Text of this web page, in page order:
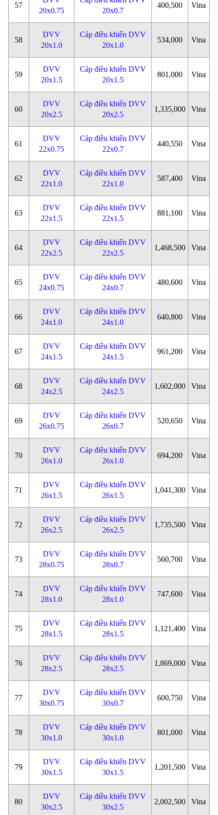
57
20x0.75
20x0.7
400,500 Vina
58
DVV
20x1.0
Cáp điều khiển DVV
20x1.0
534,000 Vina
59
DVV
20x1.5
Cáp điều khiển DVV
20x1.5
801,000 Vina
60
DVV
20x2.5
Cáp điều khiển DVV
20x2.5
1,335,000 Vina
61
DVV
22x0.75
Cáp điều khiển DVV
22x0.7
440,550 Vina
62
DVV
22x1.0
Cáp điều khiển DVV
22x1.0
587,400 Vina
63
DVV
22x1.5
Cáp điều khiển DVV
22x1.5
881,100 Vina
64
DVV
22x2.5
Cáp điều khiển DVV
22x2.5
1,468,500 Vina
65
DVV
24x0.75
Cáp điều khiển DVV
24x0.7
480,600 Vina
66
DVV
24x1.0
Cáp điều khiển DVV
24x1.0
640,800 Vina
67
DVV
24x1.5
Cáp điều khiển DVV
24x1.5
961,200 Vina
68
DVV
24x2.5
Cáp điều khiển DVV
24x2.5
1,602,000 Vina
69
DVV
26x0.75
Cáp điều khiển DVV
26x0.7
520,650 Vina
70
DVV
26x1.0
Cáp điều khiển DVV
26x1.0
694,200 Vina
71
DVV
26x1.5
Cáp điều khiển DVV
26x1.5
1,041,300 Vina
72
DVV
26x2.5
Cáp điều khiển DVV
26x2.5
1,735,500 Vina
73
DVV
28x0.75
Cáp điều khiển DVV
28x0.7
560,700 Vina
74
DVV
28x1.0
Cáp điều khiển DVV
28x1.0
747,600 Vina
75
DVV
28x1.5
Cáp điều khiển DVV
28x1.5
1,121,400 Vina
76
DVV
28x2.5
Cáp điều khiển DVV
28x2.5
1,869,000 Vina
77
DVV
30x0.75
Cáp điều khiển DVV
30x0.7
600,750 Vina
78
DVV
30x1.0
Cáp điều khiển DVV
30x1.0
801,000 Vina
79
DVV
30x1.5
Cáp điều khiển DVV
30x1.5
1,201,500 Vina
80
DVV
30x2.5
Cáp điều khiển DVV
30x2.5
2,002,500 Vina